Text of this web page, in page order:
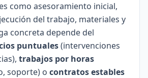
como asesoramiento inicial,
del trabajo, materiales y
concreta depende del
puntuales(intervenciones
trabajos por horas
soporte) o contratos estables